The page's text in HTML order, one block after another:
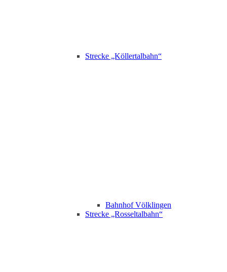
Strecke „Köllertalbahn“
Bahnhof Völklingen
Strecke „Rosseltalbahn“